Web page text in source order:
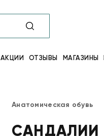
АКЦИИ ОТЗЫВЫ МАГАЗИНЫ
Анатомическая обувь
САНДАЛИИ